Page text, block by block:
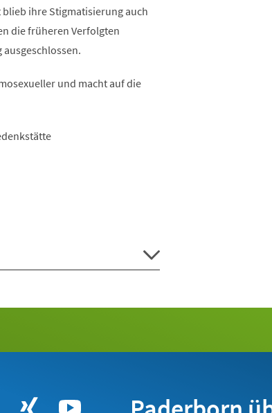
ihre Stigmatisierung auch
die früheren Verfolgten
und macht auf die